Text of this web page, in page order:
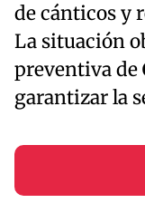
de cánticos y
La situación
preventiva de
garantizar la